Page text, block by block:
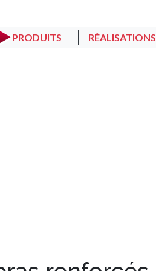
PRODUITS
RÉALISATIONS